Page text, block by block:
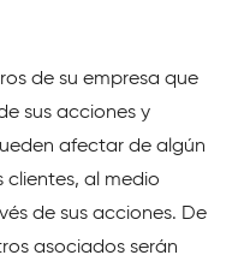
de su empresa que
sus acciones y
afectar de algún
al medio
de sus acciones. De
asociados serán